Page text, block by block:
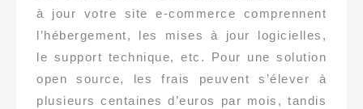
à jour votre site e-commerce comprennent
l’hébergement, les mises à jour logicielles,
le support technique, etc. Pour une solution
open source, les frais peuvent s’élever à
plusieurs centaines d’euros par mois, tandis